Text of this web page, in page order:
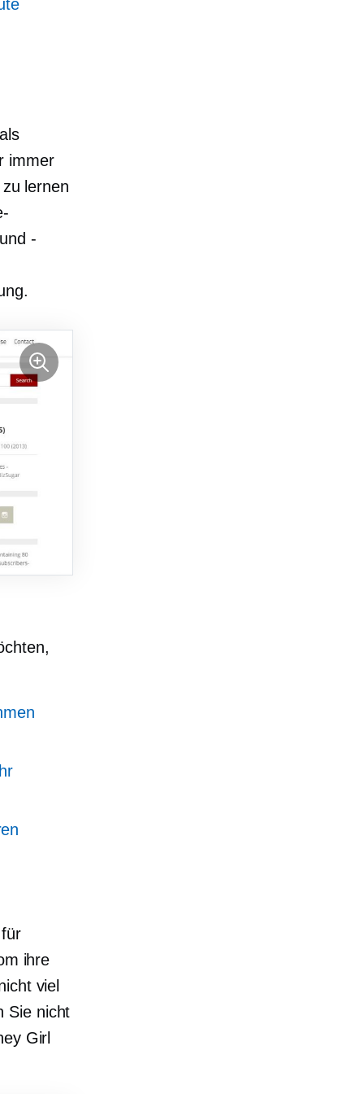
immer
lernen
-
ihre
viel
Sie nicht
Girl